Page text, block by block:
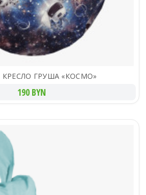
КРЕСЛО ГРУША «КОСМО»
190 BYN